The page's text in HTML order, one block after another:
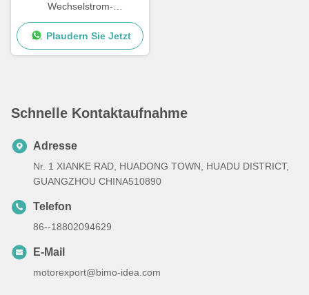
Wechselstrom-
Einphasenmotor Eisen-
Schal-Motor Induktionsmotor
Plaudern Sie Jetzt
Schnelle Kontaktaufnahme
Adresse
Nr. 1 XIANKE RAD, HUADONG TOWN, HUADU DISTRICT,
GUANGZHOU CHINA510890
Telefon
86--18802094629
E-Mail
motorexport@bimo-idea.com